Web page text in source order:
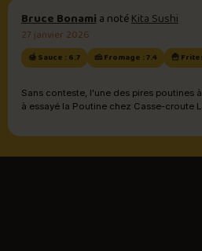
Bruce Bonamia notéKita Sushi
27 janvier 2026
🍯 Sauce : 6.7 🧀 Fromage : 7.4 🍟
Sans conteste, l'une des pires poutines
à essayé la Poutine chez Casse-croute